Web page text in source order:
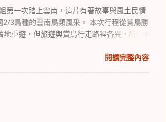
一次踏上雲南，這片有著故事與風土民情
3鳥種的雲南鳥類風采。 本次行程從賞鳥勝
重遊，但旅遊與賞鳥行走路程各異，所經
閱讀完整內容